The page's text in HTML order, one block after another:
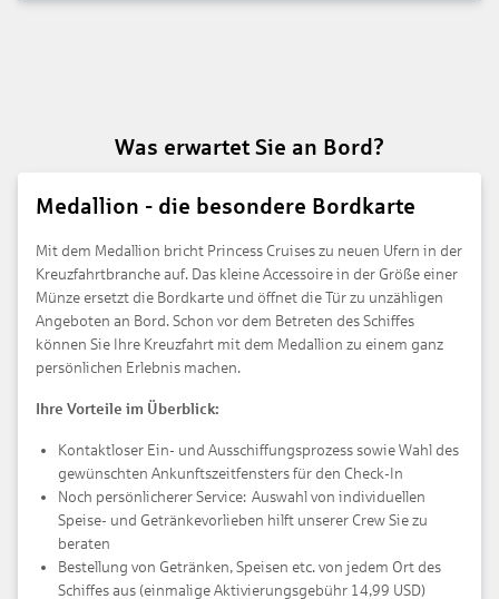
Was erwartet Sie an Bord?
Medallion - die besondere Bordkarte
Mit dem Medallion bricht Princess Cruises zu neuen Ufern in der
Kreuzfahrtbranche auf. Das kleine Accessoire in der Größe einer
Münze ersetzt die Bordkarte und öffnet die Tür zu unzähligen
Angeboten an Bord. Schon vor dem Betreten des Schiffes
können Sie Ihre Kreuzfahrt mit dem Medallion zu einem ganz
persönlichen Erlebnis machen.
Ihre Vorteile im Überblick:
Kontaktloser Ein- und Ausschiffungsprozess sowie Wahl des
gewünschten Ankunftszeitfensters für den Check-In
Noch persönlicherer Service: Auswahl von individuellen
Speise- und Getränkevorlieben hilft unserer Crew Sie zu
beraten
Bestellung von Getränken, Speisen etc. von jedem Ort des
Schiffes aus (einmalige Aktivierungsgebühr 14,99 USD)